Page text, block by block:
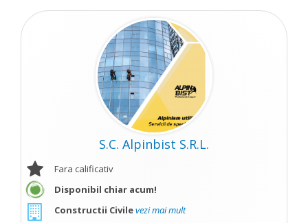
S.C. Alpinbist S.R.L.
Fara calificativ
Disponibil chiar acum!
Constructii Civilevezi mai mult